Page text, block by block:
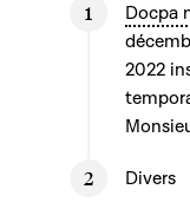
Docpa
2022
Divers